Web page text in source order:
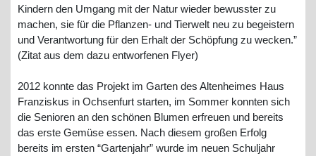
Kindern den Umgang mit der Natur wieder bewusster zu
machen, sie für die Pflanzen- und Tierwelt neu zu begeistern
und Verantwortung für den Erhalt der Schöpfung zu wecken.”
(Zitat aus dem dazu entworfenen Flyer)
2012 konnte das Projekt im Garten des Altenheimes Haus
Franziskus in Ochsenfurt starten, im Sommer konnten sich
die Senioren an den schönen Blumen erfreuen und bereits
das erste Gemüse essen. Nach diesem großen Erfolg
bereits im ersten “Gartenjahr” wurde im neuen Schuljahr